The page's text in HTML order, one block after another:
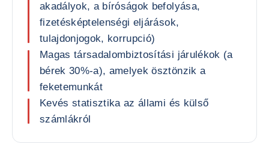
akadályok, a bíróságok befolyása,
fizetésképtelenségi eljárások,
tulajdonjogok, korrupció)
Magas társadalombiztosítási járulékok (a
bérek 30%-a), amelyek ösztönzik a
feketemunkát
Kevés statisztika az állami és külső
számlákról